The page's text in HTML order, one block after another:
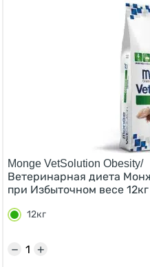
Monge VetSolution Obesity/
Ветеринарная диета
при Избыточном весе 12кг
12кг
+
−